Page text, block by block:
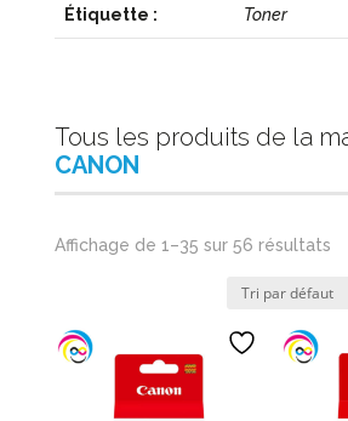
Étiquette : Toner
Tous les produits de la
CANON
Affichage de 1–35 sur 56 résultats